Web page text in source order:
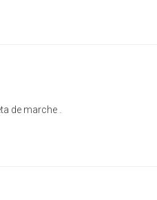
de marche .